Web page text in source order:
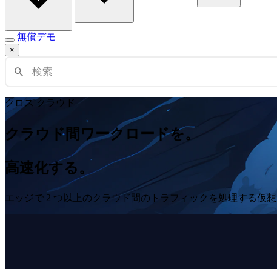
無償デモ
×
クロス クラウド
クラウド間ワークロードを。
高速化する。
エッジで 2 つ以上のクラウド間のトラフィックを処理する仮